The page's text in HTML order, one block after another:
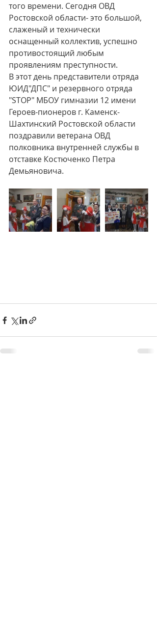
того времени. Сегодня ОВД
Ростовской области- это большой,
слаженый и технически
оснащенный коллектив, успешно
противостоящий любым
проявлениям преступности.
В этот день представители отряда
ЮИД"ДПС" и резервного отряда
"STOP" МБОУ гимназии 12 имени
Героев-пионеров г. Каменск-
Шахтинский Ростовской области
поздравили ветерана ОВД
полковника внутренней службы в
отставке Костюченко Петра
Демьяновича.